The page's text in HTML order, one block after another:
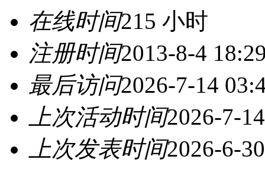
在线时间215 小时
注册时间2013-8-4
最后访问2026-7-14
上次活动时间2026-7-
上次发表时间2026-6-